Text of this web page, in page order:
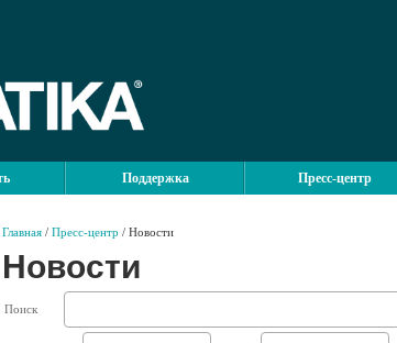
Поддержка Пресс-центр
Главная / Пресс-центр / Новости
Новости
Поиск